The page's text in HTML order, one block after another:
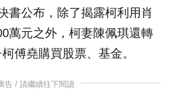
書公布，除了揭露柯利用肖
萬元之外，柯妻陳佩琪還轉
傅堯購買股票、基金。
告 / 請繼續往下閱讀